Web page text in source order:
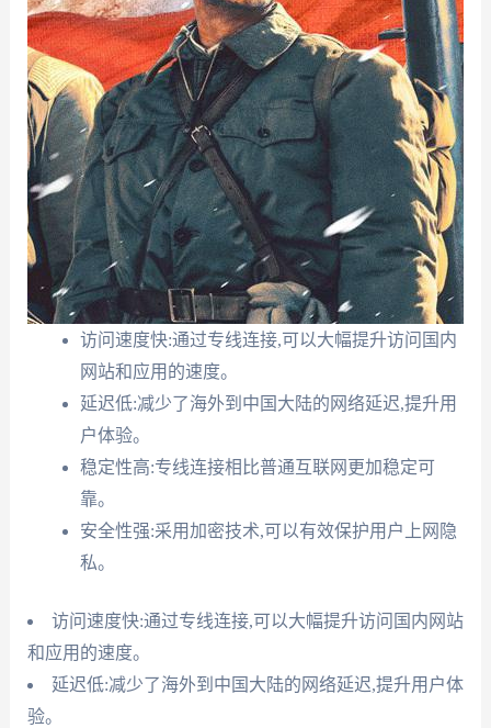
访问速度快:通过专线连接,可以大幅提升访问国内
网站和应用的速度。
延迟低:减少了海外到中国大陆的网络延迟,提升用
户体验。
稳定性高:专线连接相比普通互联网更加稳定可
靠。
安全性强:采用加密技术,可以有效保护用户上网隐
私。
访问速度快:通过专线连接,可以大幅提升访问国内网站
和应用的速度。
延迟低:减少了海外到中国大陆的网络延迟,提升用户体
验。